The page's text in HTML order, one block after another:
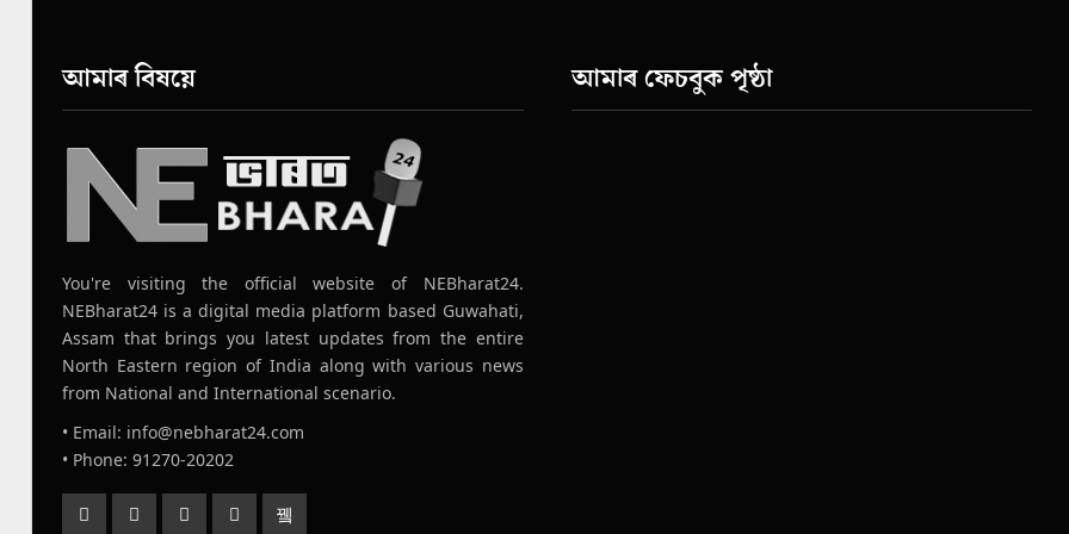
আমাৰ বিষয়ে
You're visiting the official website of NEBharat24.
NEBharat24 is a digital media platform based Guwahati,
Assam that brings you latest updates from the entire
North Eastern region of India along with various news
from National and International scenario.
• Email: info@nebharat24.com
• Phone: 91270-20202
আমাৰ ফেচবুক পৃষ্ঠা